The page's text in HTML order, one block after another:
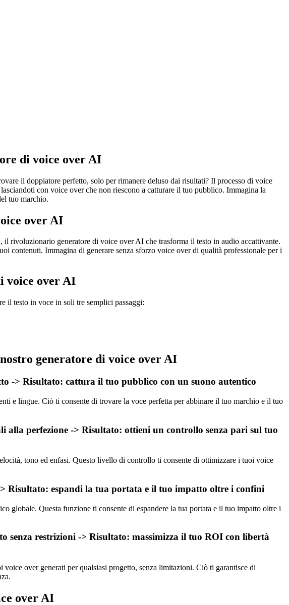
di voice over AI
il doppiatore perfetto, solo per rimanere deluso dai risultati? Il processo di voice
con voice over che non riescono a catturare il tuo pubblico. Immagina la
tuo marchio.
over AI
il rivoluzionario generatore di voice over AI che trasforma il testo in audio accattivante.
contenuti. Immagina di generare senza sforzo voice over di qualità professionale per i
voice over AI
il testo in voce in soli tre semplici passaggi:
generatore di voice over AI
-> Risultato: cattura il tuo pubblico con un suono autentico
e lingue. Ciò ti consente di trovare la voce perfetta per abbinare il tuo marchio e il tuo
alla perfezione -> Risultato: ottieni un controllo senza pari sul tuo
tono ed enfasi. Questo livello di controllo ti consente di ottimizzare i tuoi voice
Risultato: espandi la tua portata e il tuo impatto oltre i confini
globale. Questa funzione ti consente di espandere la tua portata e il tuo impatto oltre i
senza restrizioni -> Risultato: massimizza il tuo ROI con libertà
over generati per qualsiasi progetto, senza limitazioni. Ciò ti garantisce di
over AI